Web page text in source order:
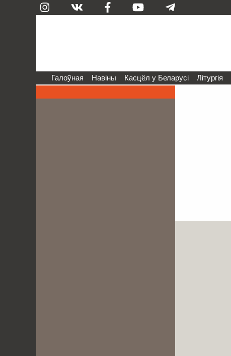
Галоўная Навіны Касцёл у Беларусі Літургія